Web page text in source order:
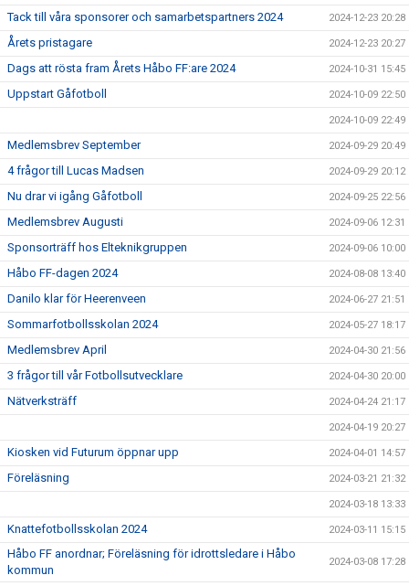
Tack till våra sponsorer och samarbetspartners 2024 2024-12-23 20:28
Årets pristagare 2024-12-23 20:27
Dags att rösta fram Årets Håbo FF:are 2024 2024-10-31 15:45
Uppstart Gåfotboll 2024-10-09 22:50
2024-10-09 22:49
Medlemsbrev September 2024-09-29 20:49
4 frågor till Lucas Madsen 2024-09-29 20:12
Nu drar vi igång Gåfotboll 2024-09-25 22:56
Medlemsbrev Augusti 2024-09-06 12:31
Sponsorträff hos Elteknikgruppen 2024-09-06 10:00
Håbo FF-dagen 2024 2024-08-08 13:40
Danilo klar för Heerenveen 2024-06-27 21:51
Sommarfotbollsskolan 2024 2024-05-27 18:17
Medlemsbrev April 2024-04-30 21:56
3 frågor till vår Fotbollsutvecklare 2024-04-30 20:00
Nätverksträff 2024-04-24 21:17
2024-04-19 20:27
Kiosken vid Futurum öppnar upp 2024-04-01 14:57
Föreläsning 2024-03-21 21:32
2024-03-18 13:33
Knattefotbollsskolan 2024 2024-03-11 15:15
Håbo FF anordnar; Föreläsning för idrottsledare i Håbo
kommun
2024-03-08 17:28